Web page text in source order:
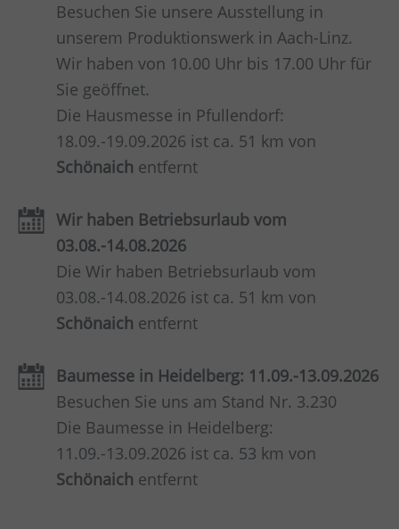
Besuchen Sie unsere Ausstellung in
unserem Produktionswerk in Aach-Linz.
Wir haben von 10.00 Uhr bis 17.00 Uhr für
Sie geöffnet.
Die Hausmesse in Pfullendorf:
18.09.-19.09.2026 ist ca. 51 km von
Schönaich entfernt
Wir haben Betriebsurlaub vom
03.08.-14.08.2026
Die Wir haben Betriebsurlaub vom
03.08.-14.08.2026 ist ca. 51 km von
Schönaich entfernt
Baumesse in Heidelberg: 11.09.-13.09.2026
Besuchen Sie uns am Stand Nr. 3.230
Die Baumesse in Heidelberg:
11.09.-13.09.2026 ist ca. 53 km von
Schönaich entfernt